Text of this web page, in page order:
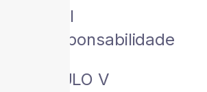
Seção II
Da Responsabilidade
CAPÍTULO V